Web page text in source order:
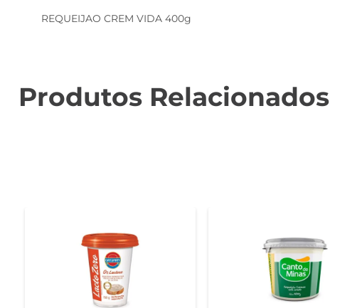
REQUEIJAO CREM VIDA 400g
Produtos Relacionados